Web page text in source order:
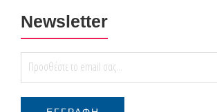
Newsletter